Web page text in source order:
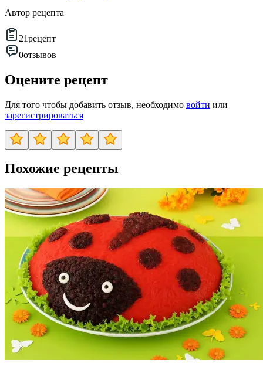
Автор рецепта
21рецепт
0отзывов
Оцените рецепт
Для того чтобы добавить отзыв, необходимо войти или
зарегистрироваться
Похожие рецепты